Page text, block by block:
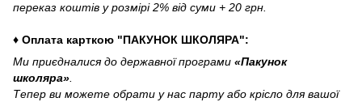
переказ коштів у розмірі 2% від суми + 20 грн.
♦ Оплата карткою "ПАКУНОК ШКОЛЯРА":
Ми приєдналися до державної програми «Пакунок
школяра»
Тепер ви можете обрати у нас парту або крісло для вашої